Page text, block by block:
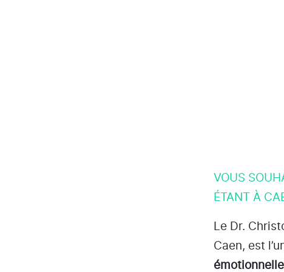
VOUS
ÉTANT À
Le Dr.
Caen, est
émotionnelle